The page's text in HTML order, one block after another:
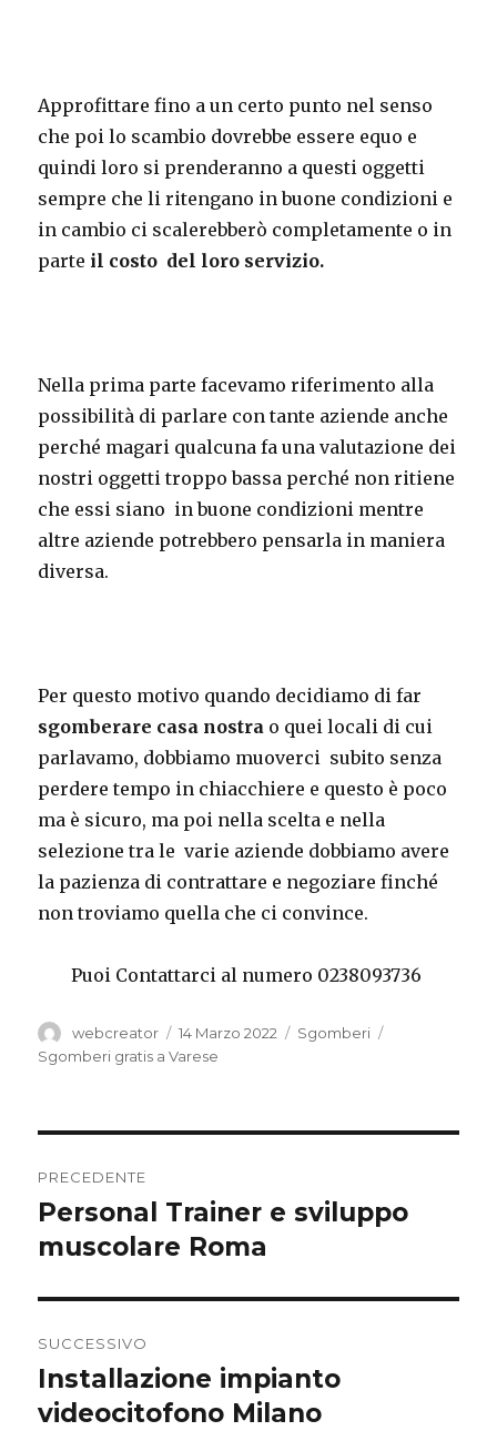
Approfittare fino a un certo punto nel senso
che poi lo scambio dovrebbe essere equo e
quindi loro si prenderanno a questi oggetti
sempre che li ritengano in buone condizioni e
in cambio ci scalerebberò completamente o in
parte il costo del loro servizio.
Nella prima parte facevamo riferimento alla
possibilità di parlare con tante aziende anche
perché magari qualcuna fa una valutazione dei
nostri oggetti troppo bassa perché non ritiene
che essi siano in buone condizioni mentre
altre aziende potrebbero pensarla in maniera
diversa.
Per questo motivo quando decidiamo di far
sgomberare casa nostra o quei locali di cui
parlavamo, dobbiamo muoverci subito senza
perdere tempo in chiacchiere e questo è poco
ma è sicuro, ma poi nella scelta e nella
selezione tra le varie aziende dobbiamo avere
la pazienza di contrattare e negoziare finché
non troviamo quella che ci convince.
Puoi Contattarci al numero 0238093736
Autore
webcreator
Pubblicato
il
14 Marzo 2022 Categorie
Sgomberi
Sgomberi gratis a Varese
articoli
PRECEDENTE
Articolo
precedente:
Personal Trainer e sviluppo
muscolare Roma
SUCCESSIVO
Articolo
successivo:
Installazione impianto
videocitofono Milano